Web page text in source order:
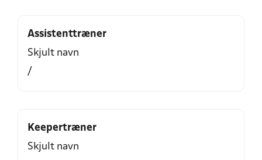
Assistenttræner
Skjult navn
/
Keepertræner
Skjult navn